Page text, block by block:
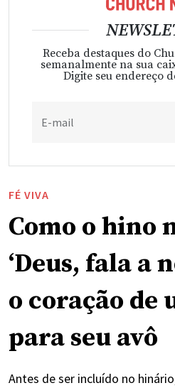
Receba destaques do
semanalmente na sua
Digite seu endereço
E-mail
FÉ VIVA
Como o hino
‘Deus, fala a
o coração de
para seu avô
Antes de ser incluído no